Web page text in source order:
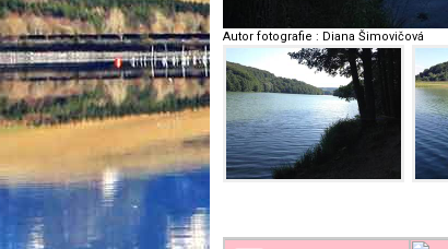
Autor fotografie : Diana Šimovičová